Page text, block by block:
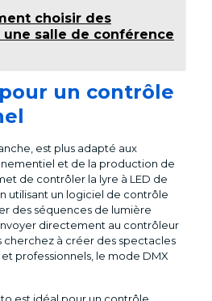
choisir des
salle de conférence
un contrôle
est plus adapté aux
et de la production de
de contrôler la lyre à LED de
utilisant un logiciel de contrôle
des séquences de lumière
directement au contrôleur
cherchez à créer des spectacles
professionnels, le mode DMX
est idéal pour un contrôle